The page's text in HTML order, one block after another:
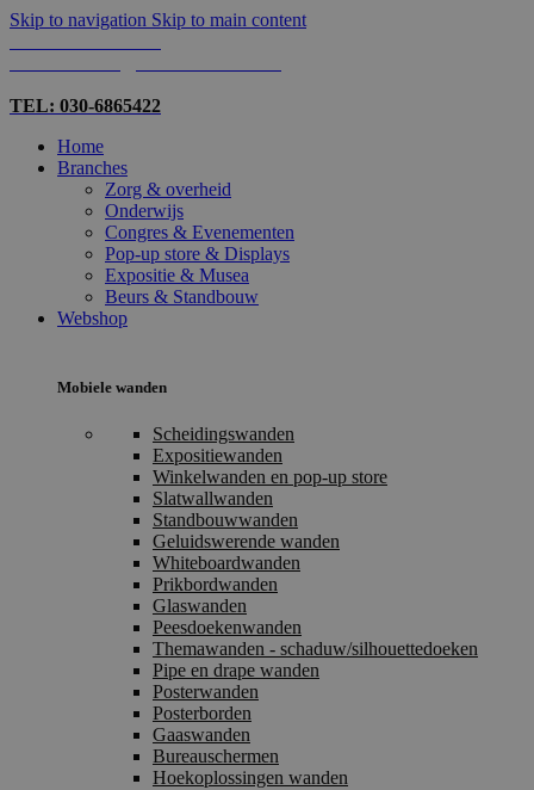
Skip to navigation Skip to main content
TEL: 030-6865422
Home
Branches
Zorg & overheid
Onderwijs
Congres & Evenementen
Pop-up store & Displays
Expositie & Musea
Beurs & Standbouw
Webshop
Mobiele wanden
Scheidingswanden
Expositiewanden
Winkelwanden en pop-up store
Slatwallwanden
Standbouwwanden
Geluidswerende wanden
Whiteboardwanden
Prikbordwanden
Glaswanden
Peesdoekenwanden
Themawanden - schaduw/silhouettedoeken
Pipe en drape wanden
Posterwanden
Posterborden
Gaaswanden
Bureauschermen
Hoekoplossingen wanden